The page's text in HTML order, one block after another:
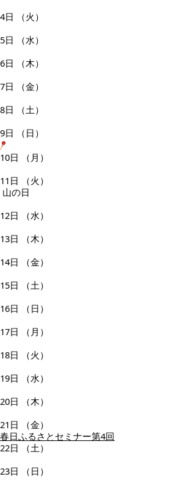
4日
（火）
5日
（水）
6日
（木）
7日
（金）
8日
（土）
9日
（日）
10日
（月）
11日
（火）
山の日
12日
（水）
13日
（木）
14日
（金）
15日
（土）
16日
（日）
17日
（月）
18日
（火）
19日
（水）
20日
（木）
21日
（金）
春日ふるさとセミナー第4回
22日
（土）
23日
（日）